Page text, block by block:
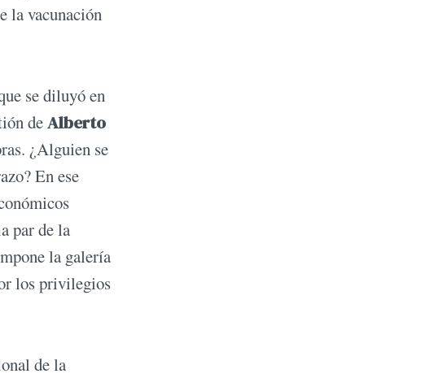
la vacunación
se diluyó en
deAlberto
¿Alguien se
En ese
par de la
la galería
los privilegios
de la